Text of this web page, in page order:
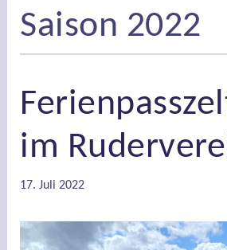
im
Saison 2022
17. Juli 2022